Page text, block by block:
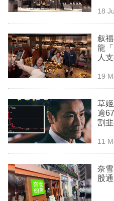
閱
區
18
叙
龍
人
19
草
逾
割
11
奈